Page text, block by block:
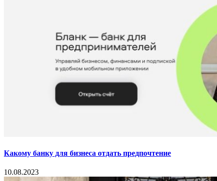
Какому банку для бизнеса отдать предпочтение
10.08.2023